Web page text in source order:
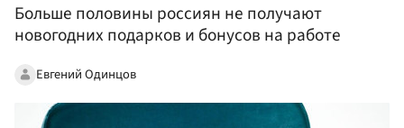
Больше половины россиян не получают
новогодних подарков и бонусов на работе
Евгений Одинцов